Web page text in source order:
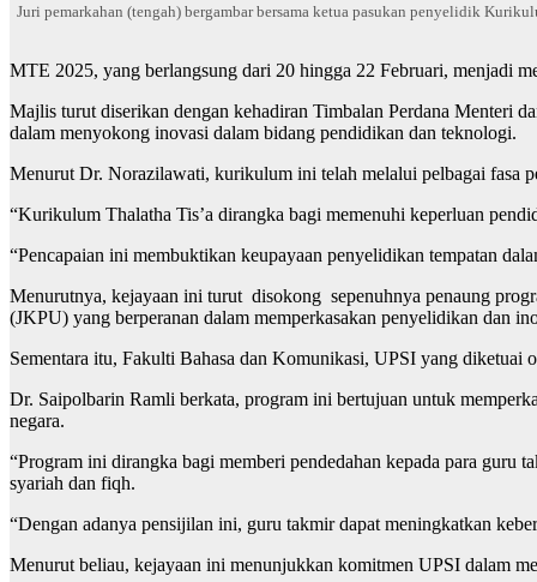
Juri pemarkahan (tengah) bergambar bersama ketua pasukan penyelidik
MTE 2025, yang berlangsung dari 20 hingga 22 Februari, menjadi
Majlis turut diserikan dengan kehadiran Timbalan Perdana Menteri
dalam menyokong inovasi dalam bidang pendidikan dan teknologi.
Menurut Dr. Norazilawati, kurikulum ini telah melalui pelbagai fasa
“Kurikulum Thalatha Tis’a dirangka bagi memenuhi keperluan
“Pencapaian ini membuktikan keupayaan penyelidikan tempatan
Menurutnya, kejayaan ini turut disokong sepenuhnya penaung
(JKPU) yang berperanan dalam memperkasakan penyelidikan dan
Sementara itu, Fakulti Bahasa dan Komunikasi, UPSI yang
Dr. Saipolbarin Ramli berkata, program ini bertujuan untuk
negara.
“Program ini dirangka bagi memberi pendedahan kepada para guru
syariah dan fiqh.
“Dengan adanya pensijilan ini, guru takmir dapat meningkatkan
Menurut beliau, kejayaan ini menunjukkan komitmen UPSI dalam